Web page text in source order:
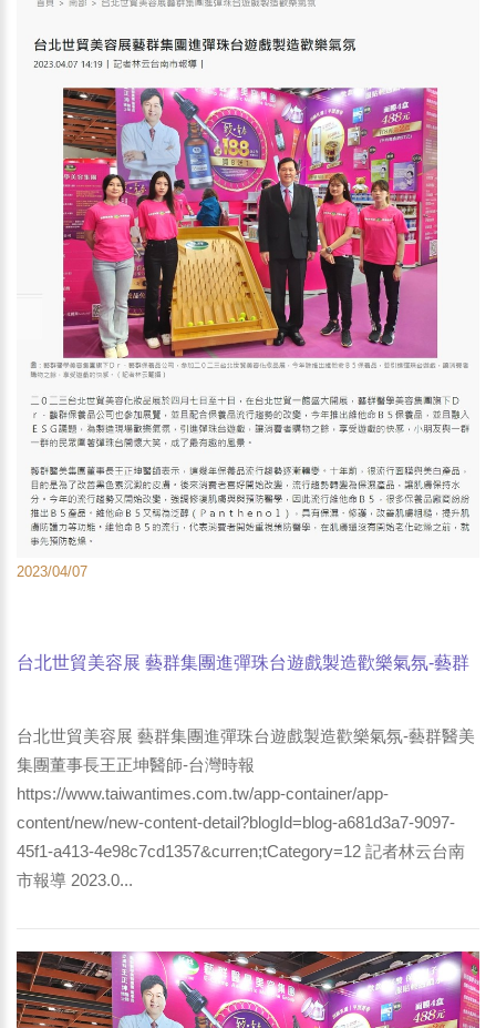
2023/04/07
台北世貿美容展 藝群集團進彈珠台遊戲製造歡樂氣氛-藝群
台北世貿美容展 藝群集團進彈珠台遊戲製造歡樂氣氛-藝群醫美
集團董事長王正坤醫師-台灣時報
https://www.taiwantimes.com.tw/app-container/app-
content/new/new-content-detail?blogId=blog-a681d3a7-9097-
45f1-a413-4e98c7cd1357&curren;tCategory=12 記者林云台南
市報導 2023.0...